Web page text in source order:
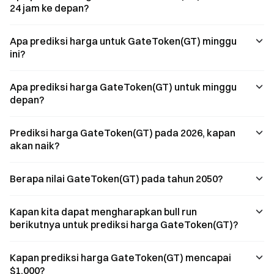
setiap
pembelian,
digital benar-
benar dapat
dimanfaatkan
dan cara untuk
mengajukan
dan proses
berbagai
manfaat serta
24 jam ke depan?
Apa prediksi harga untuk GateToken(GT) minggu
ini?
Apa prediksi harga GateToken(GT) untuk minggu
depan?
Prediksi harga GateToken(GT) pada 2026, kapan
akan naik?
Berapa nilai GateToken(GT) pada tahun 2050?
Kapan kita dapat mengharapkan bull run
berikutnya untuk prediksi harga GateToken(GT)?
Kapan prediksi harga GateToken(GT) mencapai
$1.000?